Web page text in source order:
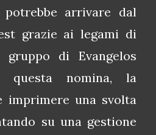
arrivare dal
grazie ai legami di
di Evangelos
questa nomina, la
imprimere una svolta
su una gestione